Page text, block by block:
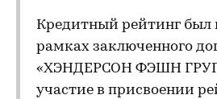
Кредитный рейтинг был
рамках заключенного
«ХЭНДЕРСОН ФЭШН
участие в присвоении